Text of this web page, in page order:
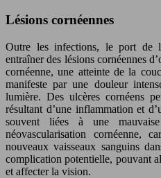
Lésions cornéennes
Outre les infections, le port de
entraîner des lésions cornéennes
cornéenne, une atteinte de la
manifeste par une douleur
lumière. Des ulcères cornéens
résultant d’une inflammation et
souvent liées à une
néovascularisation cornéenne,
nouveaux vaisseaux sanguins
complication potentielle, pouvant
et affecter la vision.